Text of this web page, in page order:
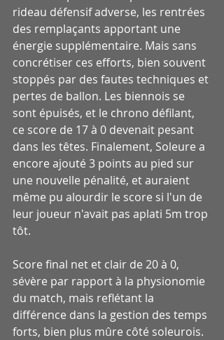
rideau défensif adverse, les rentrées
des remplaçants apportant une
énergie supplémentaire. Mais sans
concrétiser ces efforts, bien souvent
stoppés par des fautes techniques et
pertes de ballon. Les biennois se
sont épuisés, et le chrono défilant,
ce score de 17 à 0 devenait pesant
dans les têtes. Finalement, Soleure a
encore ajouté 3 points au pied sur
une nouvelle pénalité, et auraient
même pu alourdir le score si l'un de
leur joueur n'avait pas aplati 5m trop
tôt.
Score final net et clair de 20 à 0,
sévère par rapport à la physionomie
du match, mais reflétant la
différence dans la gestion des temps
forts, bien plus mûre côté soleurois.